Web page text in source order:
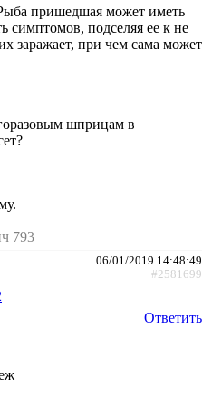
пришедшая может иметь
симптомов, подселяя ее к не
заражает, при чем сама может
шприцам в
793
06/01/2019 14:48:49
#2581699
Ответить